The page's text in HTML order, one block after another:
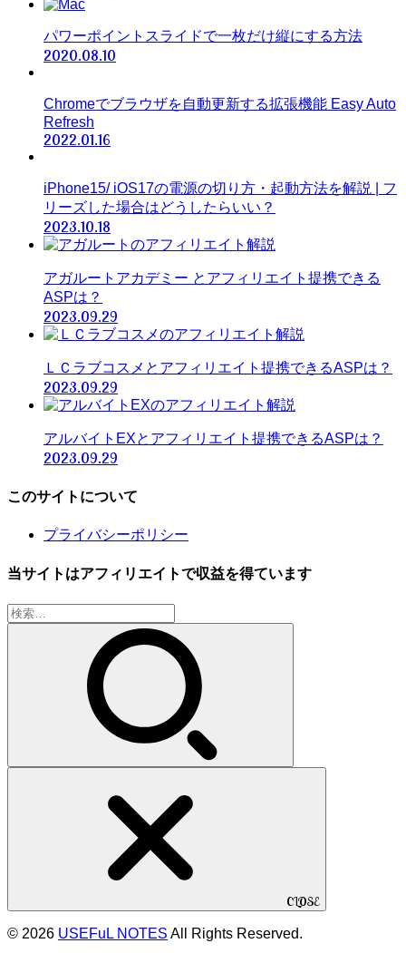
パワーポイントスライドで一枚だけ縦にする方法
2020.08.10
Chromeでブラウザを自動更新する拡張機能 Easy Auto
Refresh
2022.01.16
iPhone15/ iOS17の電源の切り方・起動方法を解説 | フ
リーズした場合はどうしたらいい？
2023.10.18
アガルートアカデミー とアフィリエイト提携できる
ASPは？
2023.09.29
ＬＣラブコスメとアフィリエイト提携できるASPは？
2023.09.29
アルバイトEXとアフィリエイト提携できるASPは？
2023.09.29
このサイトについて
プライバシーポリシー
当サイトはアフィリエイトで収益を得ています
検
索:
CLOSE
© 2026 USEFuL NOTES All Rights Reserved.